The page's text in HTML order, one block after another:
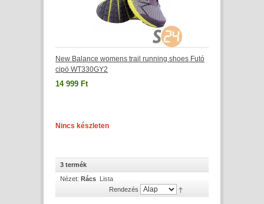
New Balance womens trail running shoes Futó
cipö WT330GY2
14 999 Ft
Nincs készleten
3 termék
Nézet: Rács Lista
Rendezés